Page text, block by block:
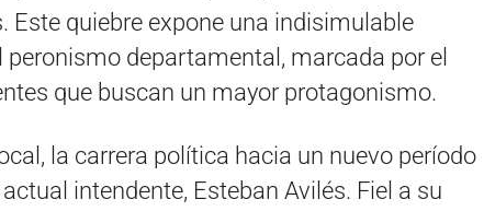
Este quiebre expone una indisimulable
departamental, marcada por el
que buscan un mayor protagonismo.
la carrera política hacia un nuevo período
intendente, Esteban Avilés. Fiel a su